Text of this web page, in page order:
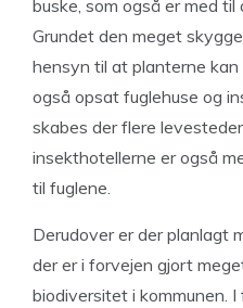
buske, som også er med
Grundet den meget
hensyn til at planterne
også opsat fuglehuse og
skabes der flere
insekthotellerne er også
til fuglene.
Derudover er der planlagt
der er i forvejen gjort
biodiversitet i kommunen.